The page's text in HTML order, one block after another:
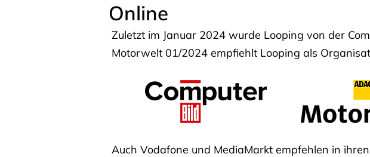
Online
Zuletzt im Januar 2024 wurde Looping von der
Motorwelt 01/2024 empfiehlt Looping als
Auch Vodafone und MediaMarkt empfehlen in